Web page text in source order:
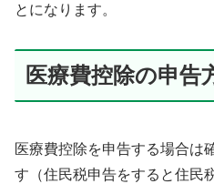
とになります。
医療費控除の申告
医療費控除を申告する場合は
す（住民税申告をすると住民